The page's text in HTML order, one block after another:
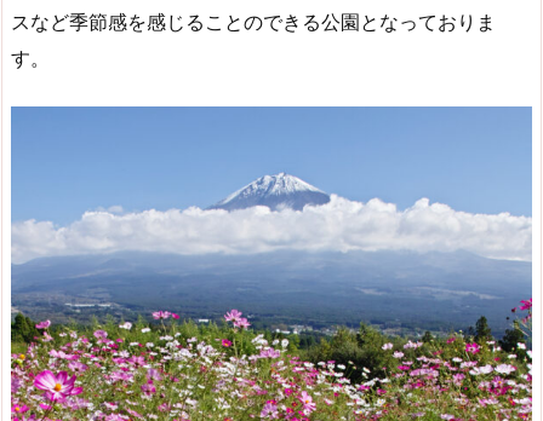
スなど季節感を感じることのできる公園となっておりま
す。